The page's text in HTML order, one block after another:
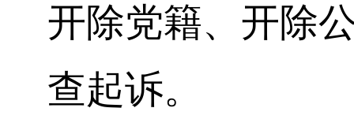
开除党籍、开除
查起诉。